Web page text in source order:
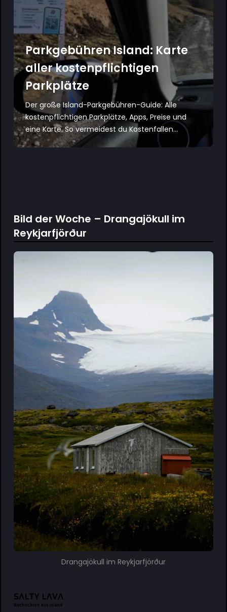
Parkgebühren Island: Karte
aller kostenpflichtigen
Parkplätze
Der große Island-Parkgebühren-Guide: Alle
kostenpflichtigen Parkplätze, Apps, Preise und
eine Karte. So vermeidest du Kostenfallen...
Bild der Woche – Drangajökull im
Reykjarfjörður
Drangajökull im Reykjarfjörður